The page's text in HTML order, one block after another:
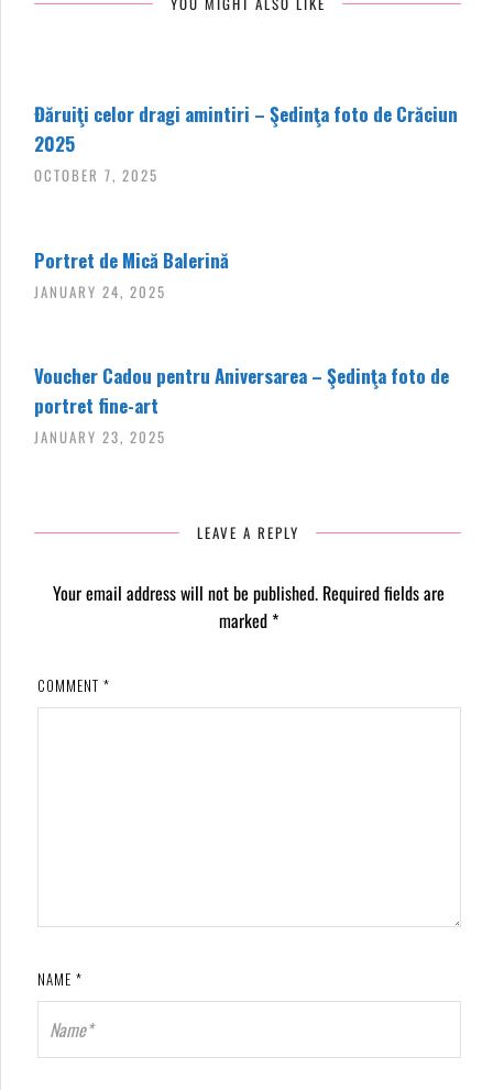
Đăruiţi celor dragi amintiri – Şedinţa foto de Crăciun
2025
OCTOBER 7, 2025
Portret de Mică Balerină
JANUARY 24, 2025
Voucher Cadou pentru Aniversarea – Şedinţa foto de
portret fine-art
JANUARY 23, 2025
LEAVE A REPLY
Your email address will not be published. Required fields are
marked*
COMMENT *
NAME *